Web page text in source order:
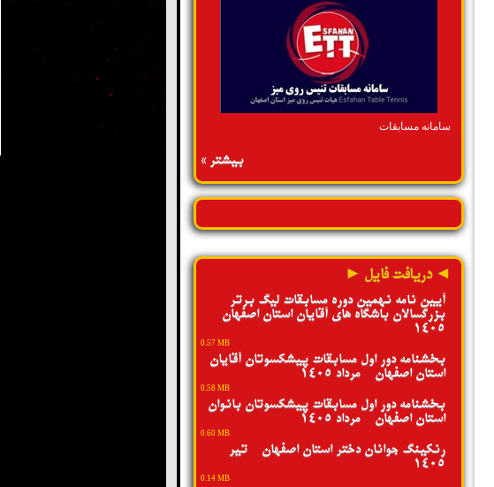
سامانه مسابقات
بیشتر »
◄ دریافت فایل ►
آیین نامه نهمین دوره مسابقات لیگ برتر
بزرگسالان باشگاه های آقایان استان اصفهان -
1405
0.57 MB
بخشنامه دور اول مسابقات پیشکسوتان آقایان
استان اصفهان - مرداد 1405
0.58 MB
بخشنامه دور اول مسابقات پیشکسوتان بانوان
استان اصفهان - مرداد 1405
0.60 MB
رنکینگ جوانان دختر استان اصفهان - تیر
1405
0.14 MB